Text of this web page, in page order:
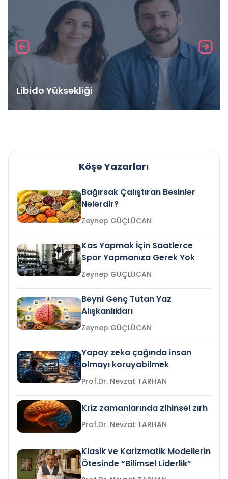
Libido Yüksekliği
Köşe Yazarları
Bağırsak Çalıştıran Besinler
Nelerdir?
Zeynep GÜÇLÜCAN
Kas Yapmak İçin Saatlerce
Spor Yapmanıza Gerek Yok
Zeynep GÜÇLÜCAN
Beyni Genç Tutan Yaz
Alışkanlıkları
Zeynep GÜÇLÜCAN
Yapay zeka çağında insan
olmayı koruyabilmek
Prof.Dr. Nevzat TARHAN
Kriz zamanlarında zihinsel zırh
Prof.Dr. Nevzat TARHAN
Klasik ve Karizmatik Modellerin
Ötesinde “Bilimsel Liderlik”